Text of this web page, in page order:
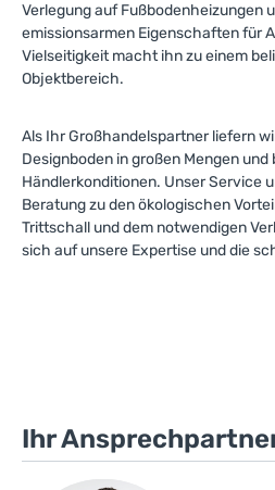
Verlegung auf Fußbodenheizungen
emissionsarmen Eigenschaften für
Vielseitigkeit macht ihn zu einem
Objektbereich.
Als Ihr Großhandelspartner liefern
Designboden in großen Mengen
Händlerkonditionen. Unser Service
Beratung zu den ökologischen
Trittschall und dem notwendigen
sich auf unsere Expertise und die
Ihr